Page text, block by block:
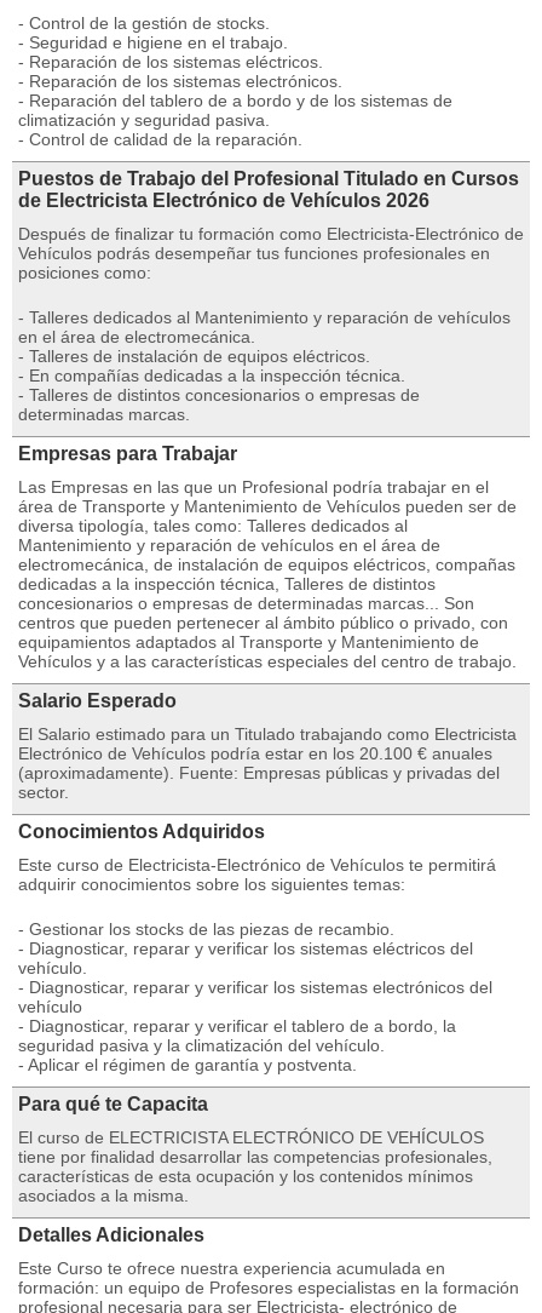
- Control de la gestión de stocks.
- Seguridad e higiene en el trabajo.
- Reparación de los sistemas eléctricos.
- Reparación de los sistemas electrónicos.
- Reparación del tablero de a bordo y de los sistemas de
climatización y seguridad pasiva.
- Control de calidad de la reparación.
Puestos de Trabajo del Profesional Titulado en Cursos
de Electricista Electrónico de Vehículos 2026
Después de finalizar tu formación como Electricista-Electrónico de
Vehículos podrás desempeñar tus funciones profesionales en
posiciones como:
- Talleres dedicados al Mantenimiento y reparación de vehículos
en el área de electromecánica.
- Talleres de instalación de equipos eléctricos.
- En compañías dedicadas a la inspección técnica.
- Talleres de distintos concesionarios o empresas de
determinadas marcas.
Empresas para Trabajar
Las Empresas en las que un Profesional podría trabajar en el
área de Transporte y Mantenimiento de Vehículos pueden ser de
diversa tipología, tales como: Talleres dedicados al
Mantenimiento y reparación de vehículos en el área de
electromecánica, de instalación de equipos eléctricos, compañas
dedicadas a la inspección técnica, Talleres de distintos
concesionarios o empresas de determinadas marcas... Son
centros que pueden pertenecer al ámbito público o privado, con
equipamientos adaptados al Transporte y Mantenimiento de
Vehículos y a las características especiales del centro de trabajo.
Salario Esperado
El Salario estimado para un Titulado trabajando como Electricista
Electrónico de Vehículos podría estar en los 20.100 € anuales
(aproximadamente). Fuente: Empresas públicas y privadas del
sector.
Conocimientos Adquiridos
Este curso de Electricista-Electrónico de Vehículos te permitirá
adquirir conocimientos sobre los siguientes temas:
- Gestionar los stocks de las piezas de recambio.
- Diagnosticar, reparar y verificar los sistemas eléctricos del
vehículo.
- Diagnosticar, reparar y verificar los sistemas electrónicos del
vehículo
- Diagnosticar, reparar y verificar el tablero de a bordo, la
seguridad pasiva y la climatización del vehículo.
- Aplicar el régimen de garantía y postventa.
Para qué te Capacita
El curso de ELECTRICISTA ELECTRÓNICO DE VEHÍCULOS
tiene por finalidad desarrollar las competencias profesionales,
características de esta ocupación y los contenidos mínimos
asociados a la misma.
Detalles Adicionales
Este Curso te ofrece nuestra experiencia acumulada en
formación: un equipo de Profesores especialistas en la formación
profesional necesaria para ser Electricista- electrónico de